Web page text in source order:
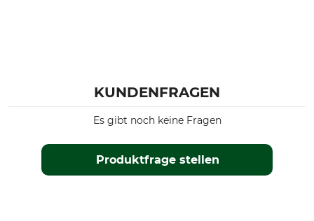
KUNDENFRAGEN
Produktfrage stellen
Es gibt noch keine Fragen